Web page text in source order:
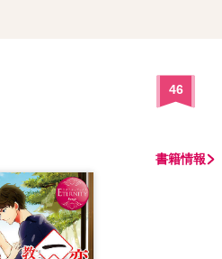
づるが八年前結婚を約束して騙され
してちづるには誰にも言えない秘
46
書籍情報